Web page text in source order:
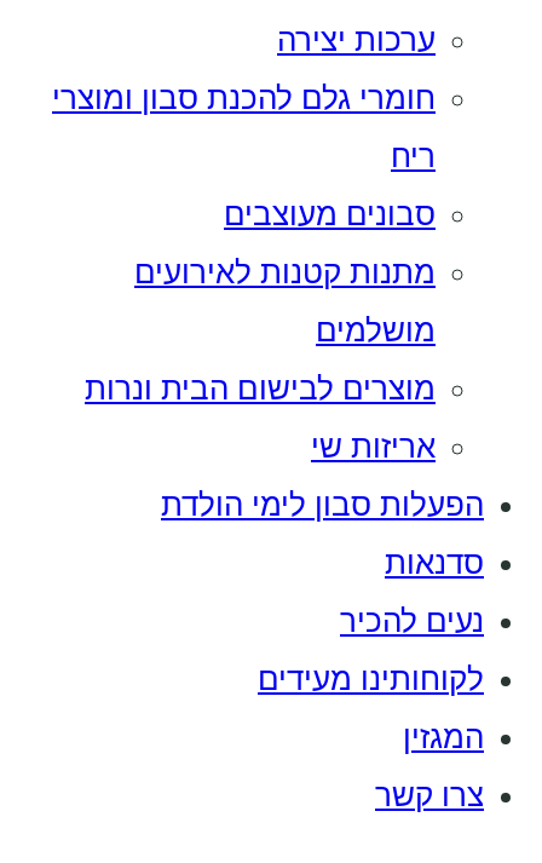
ערכות יצירה
חומרי גלם להכנת סבון ומוצרי
ריח
סבונים מעוצבים
מתנות קטנות לאירועים
מושלמים
מוצרים לבישום הבית ונרות
אריזות שי
הפעלות סבון לימי הולדת
סדנאות
נעים להכיר
לקוחותינו מעידים
המגזין
צרו קשר